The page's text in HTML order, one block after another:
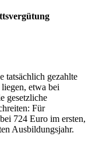
tatsächlich gezahlte
etwa bei
gesetzliche
Für
724 Euro im ersten,
Ausbildungsjahr.